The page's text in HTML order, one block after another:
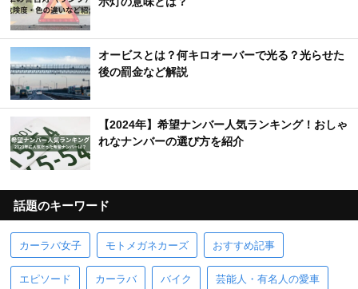
オービスとは？何キロオーバーで光る？光らせた
後の罰金など解説
【2024年】希望ナンバー人気ランキング！おしゃ
れなナンバーの選び方を紹介
話題のキーワード
カーラバ女子 モトメガネカーズ おすすめ記事
エピソード カーラバ バイク 芸能人・有名人の愛車